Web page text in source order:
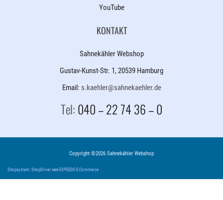
YouTube
KONTAKT
Sahnekähler Webshop
Gustav-Kunst-Str. 1, 20539 Hamburg
Email: s.kaehler@sahnekaehler.de
Tel:040 – 22 74 36 – 0
Copyright ©2026 Sahnekähler Webshop
Shopsystem: ShopDriver von EXPEEDO E-Commerce